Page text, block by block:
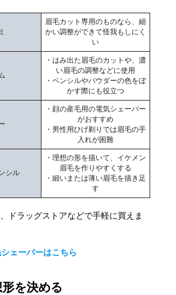
眉毛カット専用のものなら、細
かい調整ができて怪我もしにく
い
・はみ出た眉毛のカットや、濃
い眉毛の調整などに使用
・ペンシルやパウダーの色をぼ
かす際にも役立つ
・顔の産毛用の電気シェーバー
がおすすめ
・男性用ひげ剃りでは眉毛の手
入れが困難
シル
・理想の形を描いて、イケメン
眉毛を作りやすくする
・細いまたは薄い眉毛を描き足
す
ドラッグストアなどで手軽に買えま
ェーバーはこちら
を決める